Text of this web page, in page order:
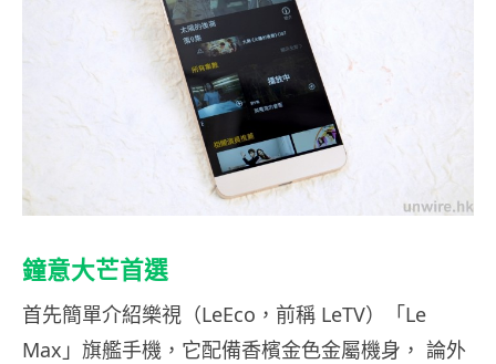
鐘意大芒首選
首先簡單介紹樂視（LeEco，前稱 LeTV）「Le
Max」旗艦手機，它配備香檳金色金屬機身， 論外